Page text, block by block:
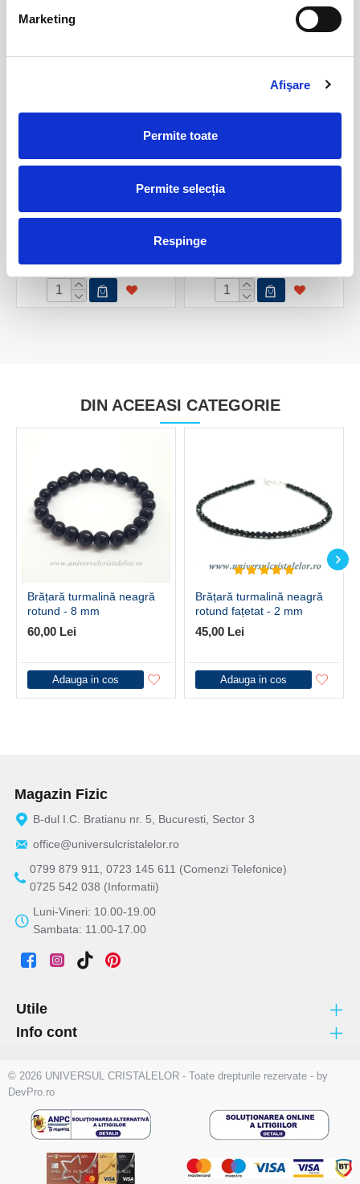
Marketing
Afişare
Permite toate
Permite selecția
Respinge
PRODUSE ASEMANATOARE
Turmalina neagra in cuart
Turmalina neagra
DIN ACEEASI CATEGORIE
Brățară turmalină neagră
rotund - 8 mm
60,00 Lei
Adauga in cos
Brățară turmalină neagră
rotund fațetat - 2 mm
45,00 Lei
Adauga in cos
Magazin Fizic
B-dul I.C. Bratianu nr. 5, Bucuresti, Sector 3
office@universulcristalelor.ro
0799 879 911, 0723 145 611 (Comenzi Telefonice)
0725 542 038 (Informatii)
Luni-Vineri: 10.00-19.00
Sambata: 11.00-17.00
Utile
Info cont
© 2026 UNIVERSUL CRISTALELOR - Toate drepturile rezervate - by
DevPro.ro